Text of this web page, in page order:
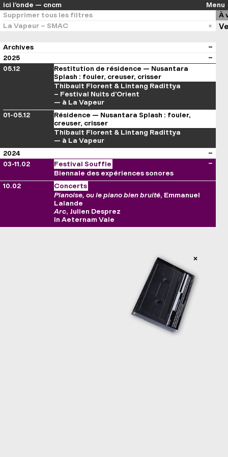
ici l’onde — cncm
Menu
Supprimer tous les filtres
La Vapeur – SMAC
Archives
2025
05.12
Restitution de résidence — Nusantara
Splash : fouler, creuser, crisser
Thibault Florent & Lintang Radittya
– Festival Nuits d’Orient
— à La Vapeur
01-05.12
Résidence — Nusantara Splash : fouler,
creuser, crisser
Thibault Florent & Lintang Radittya
— à La Vapeur
2024
03-11.02
Festival Souffle
Biennale des expériences sonores
10.02
Concerts
Pianoise, ou le piano bien bruité, Emmanuel
Lalande
Arc, Julien Desprez
In Aeternam Vale
À